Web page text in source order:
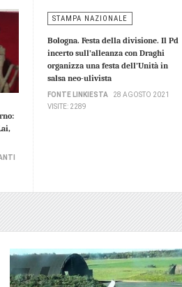
STAMPA NAZIONALE
Bologna. Festa della divisione. Il Pd
incerto sull’alleanza con Draghi
organizza una festa dell’Unità in
salsa neo-ulivista
FONTE LINKIESTA
28 AGOSTO 2021
VISITE: 2289